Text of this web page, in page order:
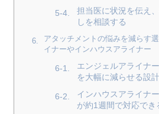
担当医に状況を伝え
しを相談する
アタッチメントの悩みを減らす
イナーやインハウスアライナー
エンジェルアライナ
を大幅に減らせる設計
インハウスアライナ
が約1週間で対応でき